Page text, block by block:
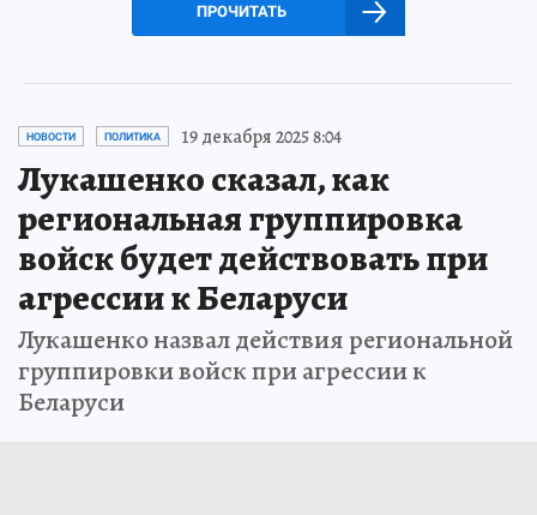
ПРОЧИТАТЬ
НОВОСТИ ПОЛИТИКА 19 декабря 2025 8:04
Лукашенко сказал, как
региональная группировка
войск будет действовать при
агрессии к Беларуси
Лукашенко назвал действия региональной
группировки войск при агрессии к
Беларуси